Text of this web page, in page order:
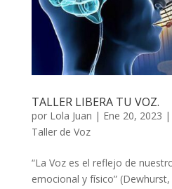
TALLER LIBERA TU VOZ.
por Lola Juan | Ene 20, 2023 |
Taller de Voz
“La Voz es el reflejo de
emocional y físico” (Dewhurst,